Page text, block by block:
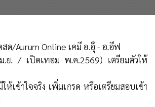
ด/Aurum Online เคมี อ.อุ๊ - อ.อีฟ
.ย. / เปิดเทอม พ.ค.2569) เตรียมตัวให้
ให้เข้าใจจริง เพิ่มเกรด หรือเตรียมสอบเข้า